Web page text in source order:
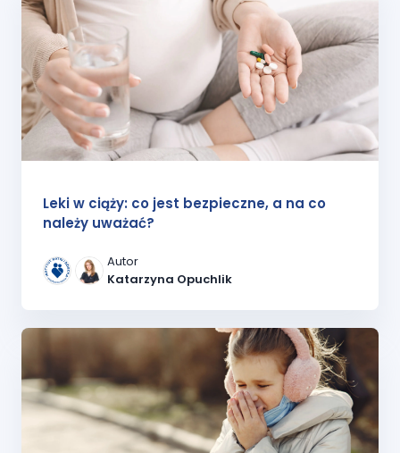
Leki w ciąży: co jest bezpieczne, a na co
należy uważać?
Autor
Katarzyna Opuchlik